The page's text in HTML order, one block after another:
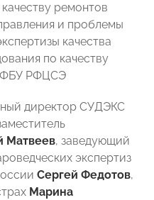
ремонтов
и проблемы
качества
по качеству
ФБУ РФЦСЭ
директор СУДЭКС
Матвеев, заведующий
экспертиз
Сергей Федотов,
Марина